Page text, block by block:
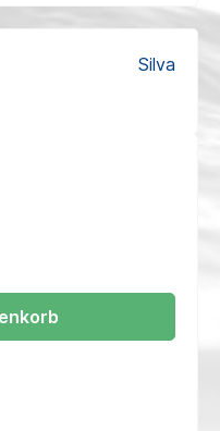
Silva
die Schaltflächen um die